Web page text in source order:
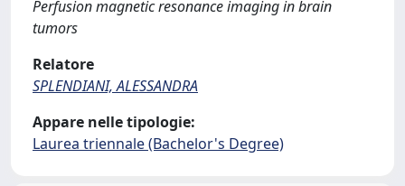
Perfusion magnetic resonance imaging in brain
tumors
Relatore
SPLENDIANI, ALESSANDRA
Appare nelle tipologie:
Laurea triennale (Bachelor's Degree)